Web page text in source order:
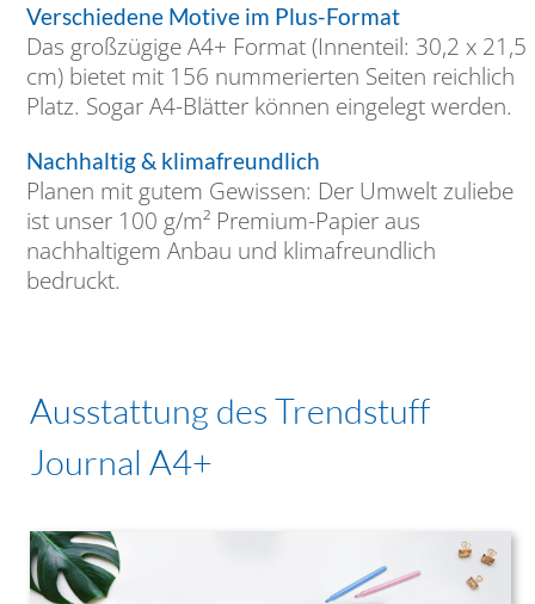
Verschiedene Motive im Plus-Format
Das großzügige A4+ Format (Innenteil: 30,2 x 21,5
cm) bietet mit 156 nummerierten Seiten reichlich
Platz. Sogar A4-Blätter können eingelegt werden.
Nachhaltig & klimafreundlich
Planen mit gutem Gewissen: Der Umwelt zuliebe
ist unser 100 g/m² Premium-Papier aus
nachhaltigem Anbau und klimafreundlich
bedruckt.
Ausstattung des Trendstuff
Journal A4+